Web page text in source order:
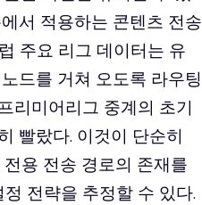
서 적용하는 콘텐츠 전송
주요 리그 데이터는 유
드를 거쳐 오도록 라우팅
리미어리그 중계의 초기
빨랐다. 이것이 단순히
용 전송 경로의 존재를
전략을 추정할 수 있다.